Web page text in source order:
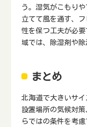
う。湿気がこもり
立てて風を通す、
性を保つ工夫が必
域では、除湿剤や除
まとめ
北海道で大きいサ
設置場所の気候対
らではの条件を考